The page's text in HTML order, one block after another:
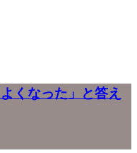
くなった」と答え